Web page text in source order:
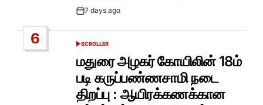
Post7 days ago
6
POSTED
SCROLLER
மதுரை அழகர் கோயிலின் 18ம்
படி கருப்பண்ணசாமி நடை
திறப்பு : ஆயிரக்கணக்கான